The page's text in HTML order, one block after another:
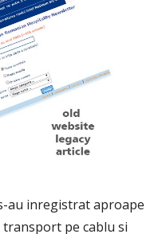
au inregistrat aproape
transport pe cablu si